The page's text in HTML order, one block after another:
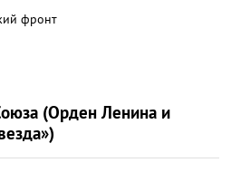
фронт
(Орден Ленина и